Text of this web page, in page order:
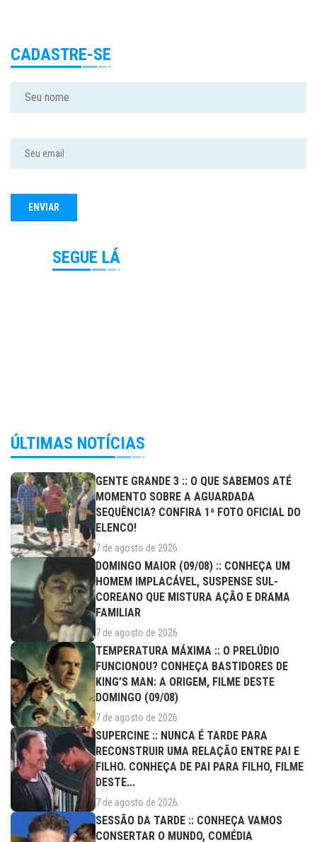
CADASTRE-SE
SEGUE LÁ
ÚLTIMAS NOTÍCIAS
GENTE GRANDE 3 :: O QUE SABEMOS ATÉ
MOMENTO SOBRE A AGUARDADA
SEQUÊNCIA? CONFIRA 1ª FOTO OFICIAL DO
ELENCO!
7 de agosto de 2026
DOMINGO MAIOR (09/08) :: CONHEÇA UM
HOMEM IMPLACÁVEL, SUSPENSE SUL-
COREANO QUE MISTURA AÇÃO E DRAMA
FAMILIAR
7 de agosto de 2026
TEMPERATURA MÁXIMA :: O PRELÚDIO
FUNCIONOU? CONHEÇA BASTIDORES DE
KING’S MAN: A ORIGEM, FILME DESTE
DOMINGO (09/08)
7 de agosto de 2026
SUPERCINE :: NUNCA É TARDE PARA
RECONSTRUIR UMA RELAÇÃO ENTRE PAI E
FILHO. CONHEÇA DE PAI PARA FILHO, FILME
DESTE...
7 de agosto de 2026
SESSÃO DA TARDE :: CONHEÇA VAMOS
CONSERTAR O MUNDO, COMÉDIA